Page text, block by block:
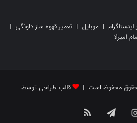
| موبایل | تعمیر قهوه ساز دلونگی |
مام امبرلا
قالب طراحی توسط
اینستاگرامتلگرامخوراک